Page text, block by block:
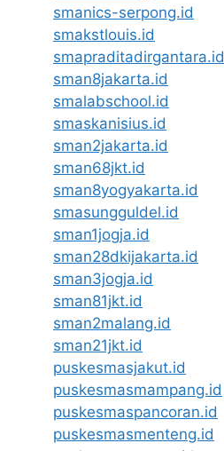
smanics-serpong.id
smakstlouis.id
smapraditadirgantara.id
sman8jakarta.id
smalabschool.id
smaskanisius.id
sman2jakarta.id
sman68jkt.id
sman8yogyakarta.id
smasungguldel.id
sman1jogja.id
sman28dkijakarta.id
sman3jogja.id
sman81jkt.id
sman2malang.id
sman21jkt.id
puskesmasjakut.id
puskesmasmampang.id
puskesmaspancoran.id
puskesmasmenteng.id